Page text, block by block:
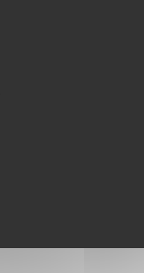
Del Pozo, entrepreneur
traiteur depuis
françaises.